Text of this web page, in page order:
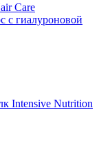
Care
с гиалуроновой
Intensive Nutrition